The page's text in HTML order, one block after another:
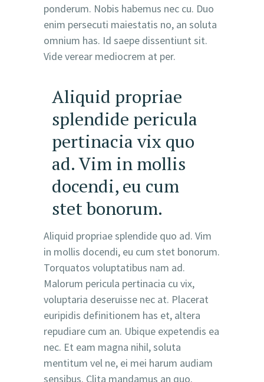
ponderum. Nobis habemus nec cu. Duo
enim persecuti maiestatis no, an soluta
omnium has. Id saepe dissentiunt sit.
Vide verear mediocrem at per.
Aliquid propriae
splendide pericula
pertinacia vix quo
ad. Vim in mollis
docendi, eu cum
stet bonorum.
Aliquid propriae splendide quo ad. Vim
in mollis docendi, eu cum stet bonorum.
Torquatos voluptatibus nam ad.
Malorum pericula pertinacia cu vix,
voluptaria deseruisse nec at. Placerat
euripidis definitionem has et, altera
repudiare cum an. Ubique expetendis ea
nec. Et eam magna nihil, soluta
mentitum vel ne, ei mei harum audiam
sensibus. Clita mandamus an quo.